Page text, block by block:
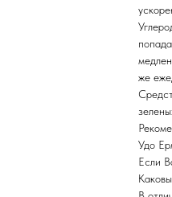
же
Удо
Если